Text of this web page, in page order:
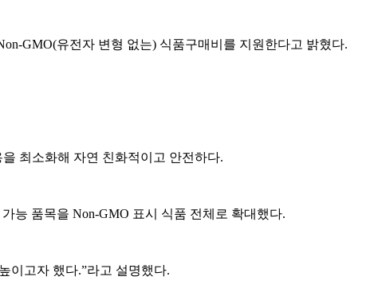
GMO(유전자 변형 없는) 식품구매비를 지원한다고 밝혔다.
최소화해 자연 친화적이고 안전하다.
능 품목을 Non-GMO 표시 식품 전체로 확대했다.
이고자 했다.”라고 설명했다.